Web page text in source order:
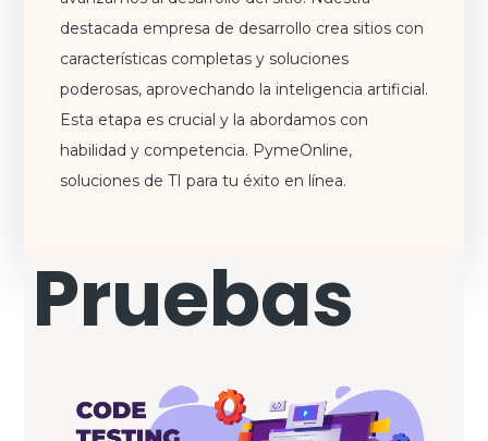
destacada empresa de desarrollo crea sitios con
características completas y soluciones
poderosas, aprovechando la inteligencia artificial.
Esta etapa es crucial y la abordamos con
habilidad y competencia. PymeOnline,
soluciones de TI para tu éxito en línea.
Pruebas